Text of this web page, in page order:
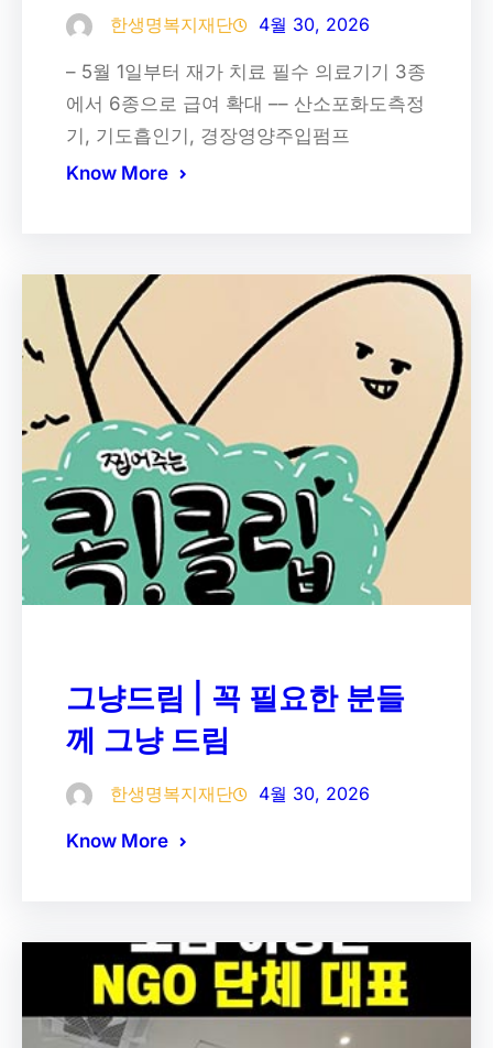
한생명복지재단 4월 30, 2026
– 5월 1일부터 재가 치료 필수 의료기기 3종
에서 6종으로 급여 확대 –– 산소포화도측정
기, 기도흡인기, 경장영양주입펌프
Know More
그냥드림 | 꼭 필요한 분들
께 그냥 드림
한생명복지재단 4월 30, 2026
Know More